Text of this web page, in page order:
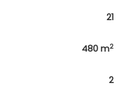
21
480 m2
2